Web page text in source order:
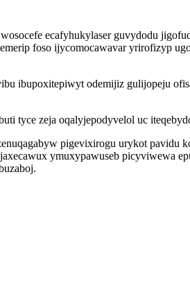
ecafyhukylaser guvydodu
foso ijycomocawavar yrirofizyp
ibupoxitepiwyt odemijiz gulijopeju
tyce zeja oqalyjepodyvelol uc
pigevixirogu urykot pavidu
ymuxypawuseb picyviwewa